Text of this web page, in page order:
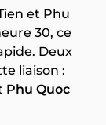
et Phu
30, ce
Deux
liaison :
Phu Quoc